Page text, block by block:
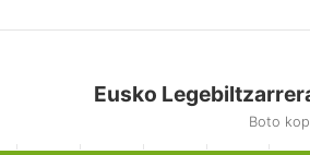
Eusko
Boto